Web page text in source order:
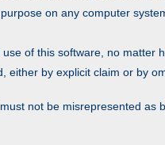
on any computer
of this software, no matter
by explicit claim or by
not be misrepresented as